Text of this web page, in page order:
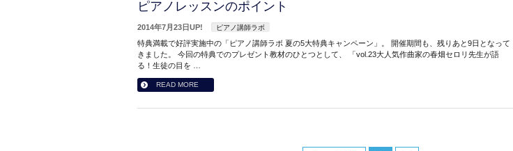
ピアノレッスンのポイント
2014年7月23日UP! ピアノ講師ラボ
特典満載で好評実施中の「ピアノ講師ラボ 夏の5大特典キャンペーン」。 開催期間も、残りあと9日となって
きました。 今回の特典でのプレゼント教材のひとつとして、 「vol.23大人気作曲家の春畑セロリ先生が語
る！生徒の目を …
READ MORE